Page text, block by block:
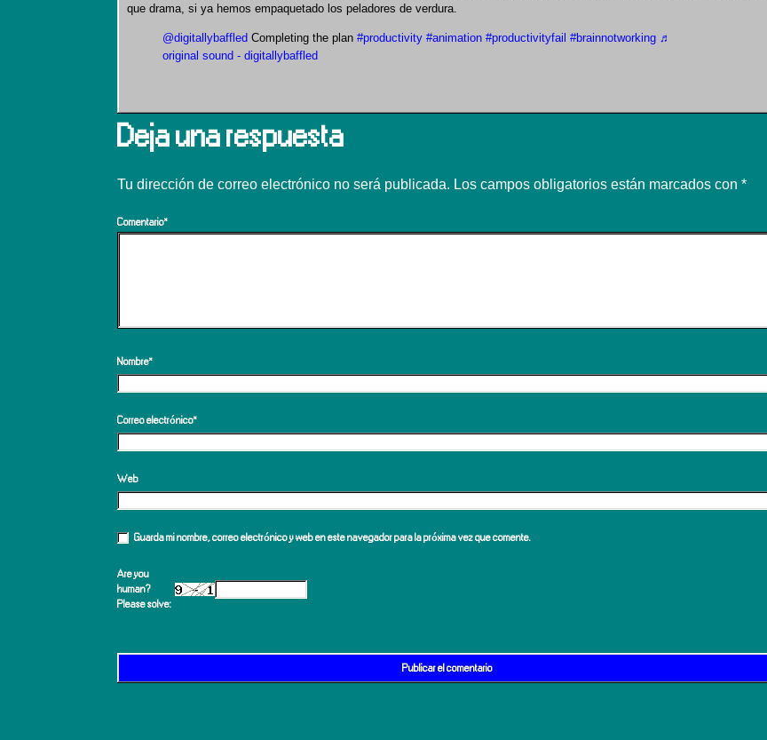
que drama, si ya hemos empaquetado los peladores de verdura.
@digitallybaffled Completing the plan #productivity #animation #productivityfail #brainnotworking ♬
original sound - digitallybaffled
Deja una respuesta
Tu dirección de correo electrónico no será publicada. Los campos obligatorios están marcados con *
Comentario*
Nombre*
Correo electrónico*
Web
Guarda mi nombre, correo electrónico y web en este navegador para la próxima vez que comente.
Are you
human?
Please solve: